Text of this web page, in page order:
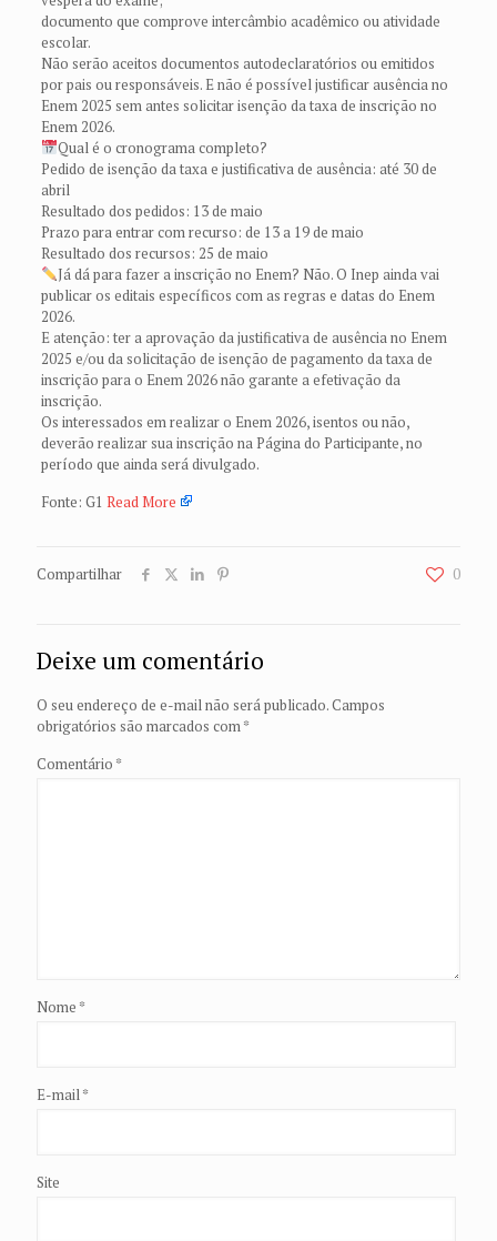
documento que comprove intercâmbio acadêmico ou atividade
escolar.
Não serão aceitos documentos autodeclaratórios ou emitidos
por pais ou responsáveis. E não é possível justificar ausência no
Enem 2025 sem antes solicitar isenção da taxa de inscrição no
Enem 2026.
Qual é o cronograma completo?
Pedido de isenção da taxa e justificativa de ausência: até 30 de
abril
Resultado dos pedidos: 13 de maio
Prazo para entrar com recurso: de 13 a 19 de maio
Resultado dos recursos: 25 de maio
Já dá para fazer a inscrição no Enem? Não. O Inep ainda vai
publicar os editais específicos com as regras e datas do Enem
2026.
E atenção: ter a aprovação da justificativa de ausência no Enem
2025 e/ou da solicitação de isenção de pagamento da taxa de
inscrição para o Enem 2026 não garante a efetivação da
inscrição.
Os interessados em realizar o Enem 2026, isentos ou não,
deverão realizar sua inscrição na Página do Participante, no
período que ainda será divulgado.
Fonte: G1 Read More
Compartilhar 0
Deixe um comentário
O seu endereço de e-mail não será publicado.Campos
obrigatórios são marcados com *
Comentário *
Nome *
E-mail *
Site